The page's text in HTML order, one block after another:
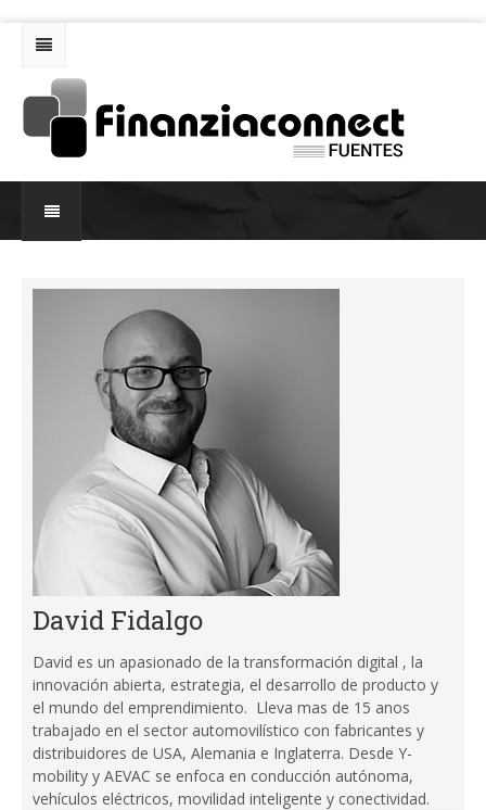
David Fidalgo
David es un apasionado de la transformación digital , la
innovación abierta, estrategia, el desarrollo de producto y
el mundo del emprendimiento. Lleva mas de 15 anos
trabajado en el sector automovilístico con fabricantes y
distribuidores de USA, Alemania e Inglaterra. Desde Y-
mobility y AEVAC se enfoca en conducción autónoma,
vehículos eléctricos, movilidad inteligente y conectividad.